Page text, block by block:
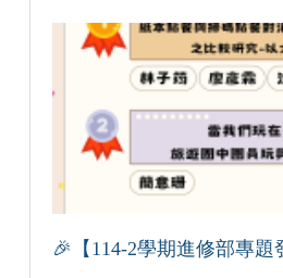
🎉【114-2學期進修部專題